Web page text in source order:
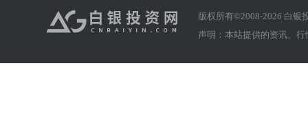
版权所有©2008-2026 白银
声明：本站提供的资讯、